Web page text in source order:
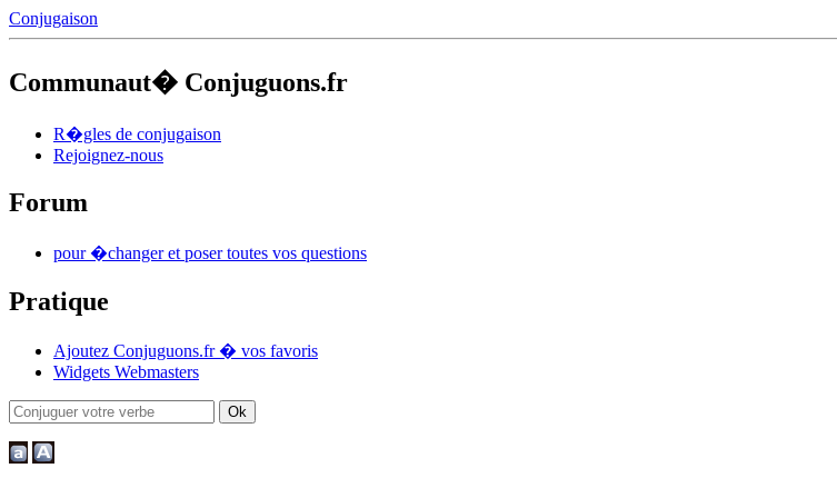
Conjugaison
Communaut� Conjuguons.fr
R�gles de conjugaison
Rejoignez-nous
Forum
pour �changer et poser toutes vos questions
Pratique
Ajoutez Conjuguons.fr � vos favoris
Widgets Webmasters